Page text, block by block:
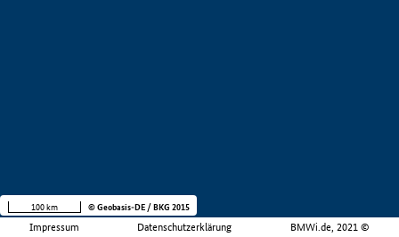
Impressum Datenschutzerklärung BMWi.de, 2021 ©
100 km © Geobasis-DE / BKG 2015